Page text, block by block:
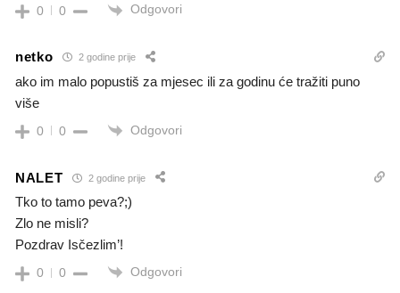
0 0 Odgovori
netko 2 godine prije
ako im malo popustiš za mjesec ili za godinu će tražiti puno
više
0 0 Odgovori
NALET 2 godine prije
Tko to tamo peva?;)
Zlo ne misli?
Pozdrav Isčezlim’!
0 0 Odgovori